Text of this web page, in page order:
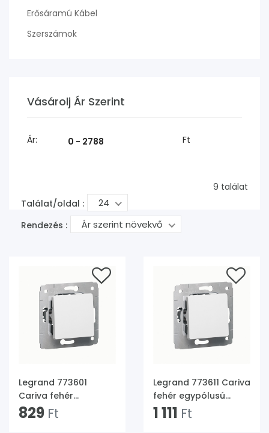
Erősáramú Kábel
Szerszámok
Vásárolj Ár Szerint
Ár: Ft
9 találat
Találat/oldal :
24
Rendezés : Ár szerint növekvő
Legrand 773601
Cariva fehér
egypólusú kapcsoló
829 Ft
Legrand 773611 Cariva
fehér egypólusú
nyomókapcsoló
1 111 Ft